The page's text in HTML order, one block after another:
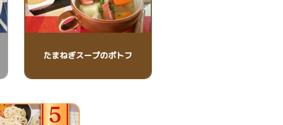
たまねぎスープのポトフ